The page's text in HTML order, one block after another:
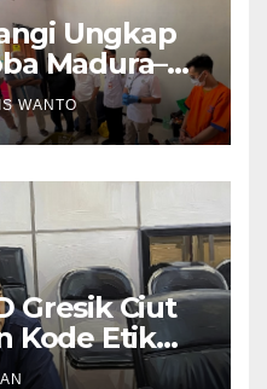
Ungkap
Madura–
WANTO
Gresik Ciut
Kode Etik